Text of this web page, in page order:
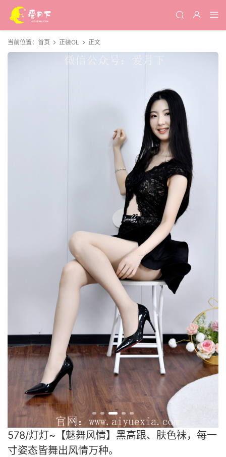
当前位置： 首页 正装OL 正文
578/灯灯~【魅舞风情】黑高跟、肤色袜，每一
寸姿态皆舞出风情万种。